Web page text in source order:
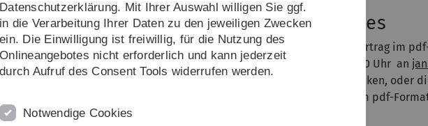
von kombinierten
an drei Tagen stattfinden:
2013, 29.Juni 2013
9 Uhr s.t.
Aktuelles
Bitte den Vortrag im
Freitag, 18:00 Uhr an
schicken, oder
(ebenfalls im pdf-
Datenschutzerklärung. Mit Ihrer Auswahl willigen Sie ggf.
in die Verarbeitung Ihrer Daten zu den jeweiligen Zwecken
ein. Die Einwilligung ist freiwillig, für die Nutzung des
Onlineangebotes nicht erforderlich und kann jederzeit
durch Aufruf des Consent Tools widerrufen werden.
Notwendige Cookies